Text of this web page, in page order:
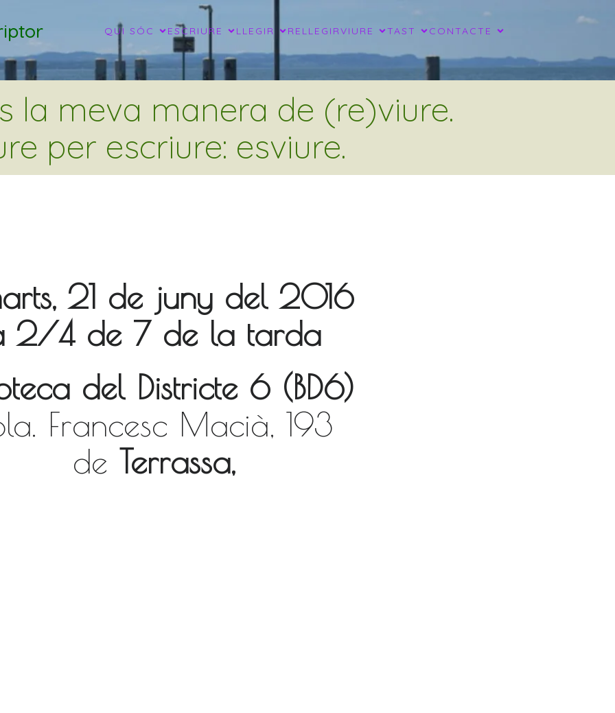
QUI SÓC ESCRIURE LLEGIR RELLEGIRVIURE TAST CONTACTE
la meva manera de (re)viure.
per escriure: esviure.
21 de juny del 2016
2/4 de 7 de la tarda
del Districte 6 (BD6)
Francesc Macià, 193
de Terrassa,